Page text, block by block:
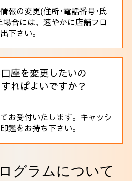
報の変更(住所･電話番号･氏
場合には、速やかに店舗フロ
下さい。
座を変更したいの
ればよいですか？
お受付いたします。キャッシ
鑑をお持ち下さい。
グラムについて